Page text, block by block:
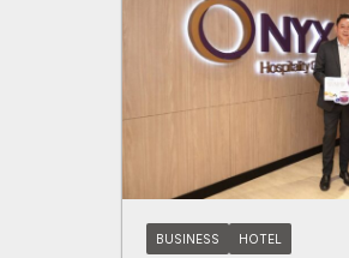
BUSINESS HOTEL